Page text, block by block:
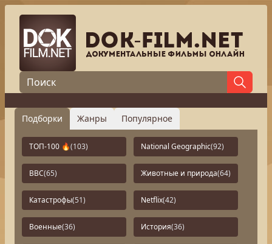
Подборки Жанры Популярное
ТОП-100 🔥(103) National Geographic(92)
BBC(65) Животные и природа(64)
Катастрофы(51) Netflix(42)
Военные(36) История(36)